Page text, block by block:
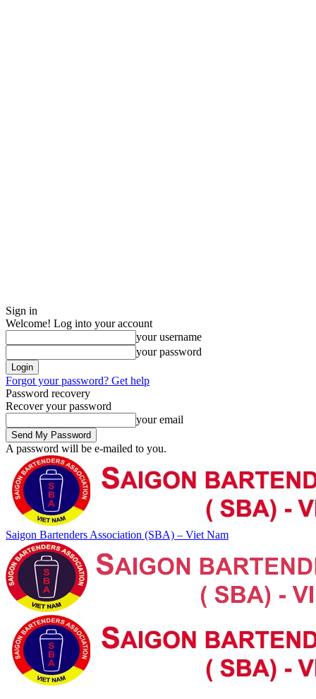
Sign in
Welcome! Log into your account
your username
your password
Forgot your password? Get help
Password recovery
Recover your password
your email
A password will be e-mailed to you.
Saigon Bartenders Association (SBA) – Viet Nam